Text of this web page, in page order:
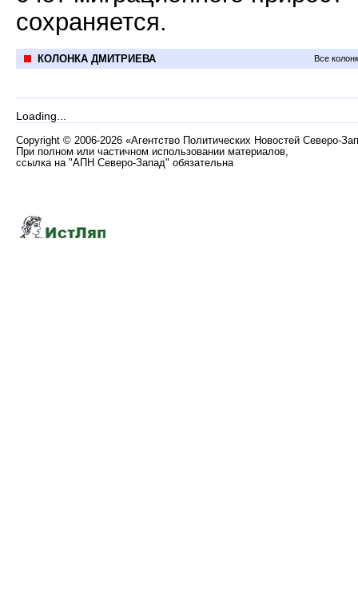
сохраняется.
КОЛОНКА ДМИТРИЕВА Все
Loading...
Copyright © 2006-2026 «Агентство Политических Новостей Северо-
При полном или частичном использовании материалов,
ссылка на "АПН Северо-Запад" обязательна